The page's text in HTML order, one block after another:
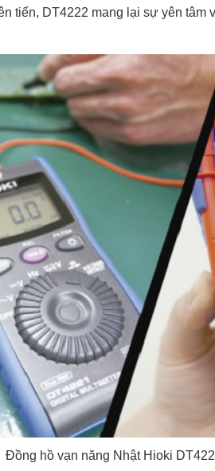
tiến, DT4222 mang lại sự yên
Đồng hồ vạn năng Nhật Hioki